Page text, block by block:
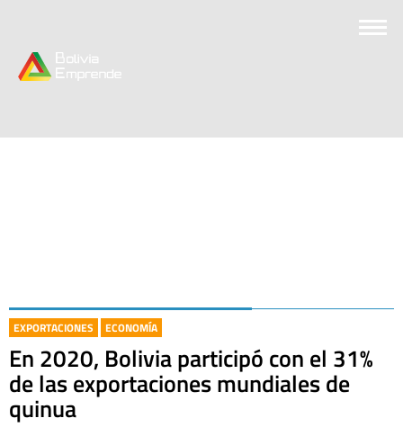
EXPORTACIONES ECONOMÍA
En 2020, Bolivia participó con el 31%
de las exportaciones mundiales de
quinua